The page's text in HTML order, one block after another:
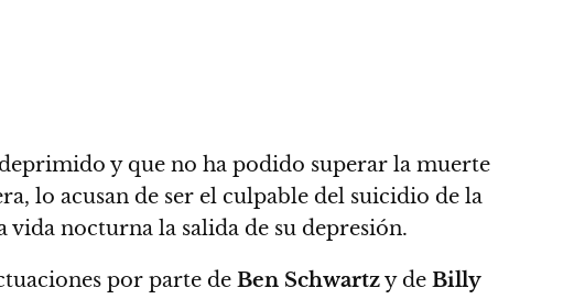
deprimido y que no ha podido superar la muerte
lo acusan de ser el culpable del suicidio de la
vida nocturna la salida de su depresión.
por parte de Ben Schwartzy de Billy